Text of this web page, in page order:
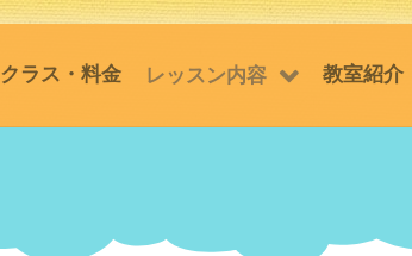
クラス・料金 レッスン内容 教室紹介